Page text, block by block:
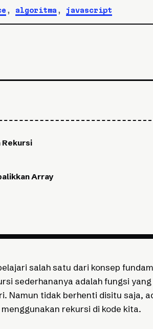
, algoritma , javascript
Rekursi
Array
salah satu dari konsep
sederhananya adalah fungsi
Namun tidak berhenti disitu saja,
rekursi di kode kita.